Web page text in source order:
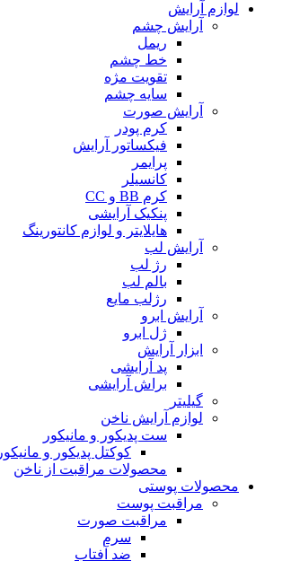
لوازم آرایش
آرایش چشم
ریمل
خط چشم
تقویت مژه
سایه چشم
آرایش صورت
کرم پودر
فیکساتور آرایش
پرایمر
کانسیلر
کرم BB و CC
پنکیک آرایشی
هایلایتر و لوازم کانتورینگ
آرایش لب
رژ لب
بالم لب
رژلب مایع
آرایش ابرو
ژل ابرو
ابزار آرایش
پد آرایشی
براش آرایشی
گیلیتر
لوازم آرایش ناخن
ست پدیکور و مانیکور
کوکتل پدیکور و مانیکور
محصولات مراقبت از ناخن
محصولات پوستی
مراقبت پوست
مراقبت صورت
سرم
ضد آفتاب